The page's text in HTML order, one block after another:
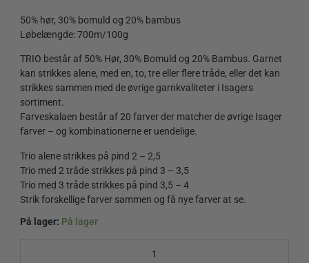
50% hør, 30% bomuld og 20% bambus
Løbelængde: 700m/100g
TRIO består af 50% Hør, 30% Bomuld og 20% Bambus. Garnet
kan strikkes alene, med en, to, tre eller flere tråde, eller det kan
strikkes sammen med de øvrige garnkvaliteter i Isagers
sortiment.
Farveskalaen består af 20 farver der matcher de øvrige Isager
farver – og kombinationerne er uendelige.
Trio alene strikkes på pind 2 – 2,5
Trio med 2 tråde strikkes på pind 3 – 3,5
Trio med 3 tråde strikkes på pind 3,5 – 4
Strik forskellige farver sammen og få nye farver at se.
På lager: På lager